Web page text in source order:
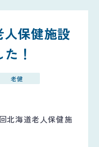
保健施設
！
老健
北海道老人保健施